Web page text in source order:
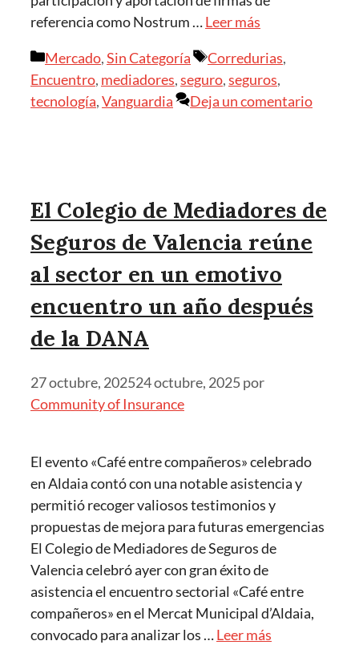
referencia como Nostrum …Leer más
Mercado,Sin Categoría Corredurias,
Encuentro, mediadores,seguro,seguros,
tecnología,Vanguardia Deja un comentario
El Colegio de Mediadores de
Seguros de Valencia reúne
al sector en un emotivo
encuentro un año después
de la DANA
27 octubre, 202524 octubre, 2025por
Community of Insurance
El evento «Café entre compañeros» celebrado
en Aldaia contó con una notable asistencia y
permitió recoger valiosos testimonios y
propuestas de mejora para futuras emergencias
El Colegio de Mediadores de Seguros de
Valencia celebró ayer con gran éxito de
asistencia el encuentro sectorial «Café entre
compañeros» en el Mercat Municipal d’Aldaia,
convocado para analizar los …Leer más